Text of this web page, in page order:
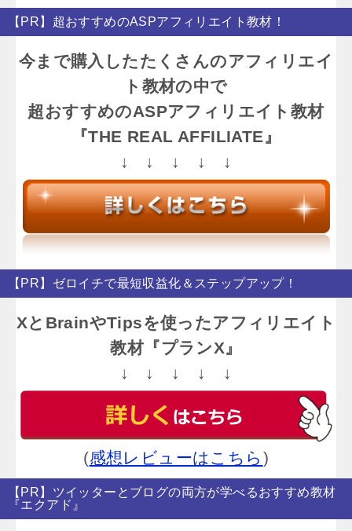
【PR】超おすすめのASPアフィリエイト教材！
今まで購入したたくさんのアフィリエイ
ト教材の中で
超おすすめのASPアフィリエイト教材
『THE REAL AFFILIATE』
↓ ↓ ↓ ↓ ↓
【PR】ゼロイチで最短収益化＆ステップアップ！
XとBrainやTipsを使ったアフィリエイト
教材『プランX』
↓ ↓ ↓ ↓ ↓
(感想レビューはこちら )
【PR】ツイッターとブログの両方が学べるおすすめ教材
『エクアド』